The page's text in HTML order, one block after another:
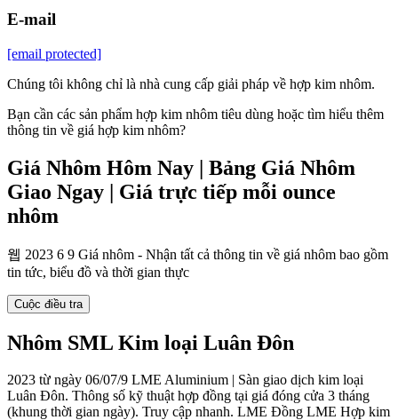
E-mail
[email protected]
Chúng tôi không chỉ là nhà cung cấp giải pháp về hợp kim nhôm.
Bạn cần các sản phẩm hợp kim nhôm tiêu dùng hoặc tìm hiểu thêm
thông tin về giá hợp kim nhôm?
Giá Nhôm Hôm Nay | Bảng Giá Nhôm
Giao Ngay | Giá trực tiếp mỗi ounce
nhôm
웹 2023 6 9 Giá nhôm - Nhận tất cả thông tin về giá nhôm bao gồm
tin tức, biểu đồ và thời gian thực
Cuộc điều tra
Nhôm SML Kim loại Luân Đôn
2023 từ ngày 06/07/9 LME Aluminium | Sàn giao dịch kim loại
Luân Đôn. Thông số kỹ thuật hợp đồng tại giá đóng cửa 3 tháng
(khung thời gian ngày). Truy cập nhanh. LME Đồng LME Hợp kim